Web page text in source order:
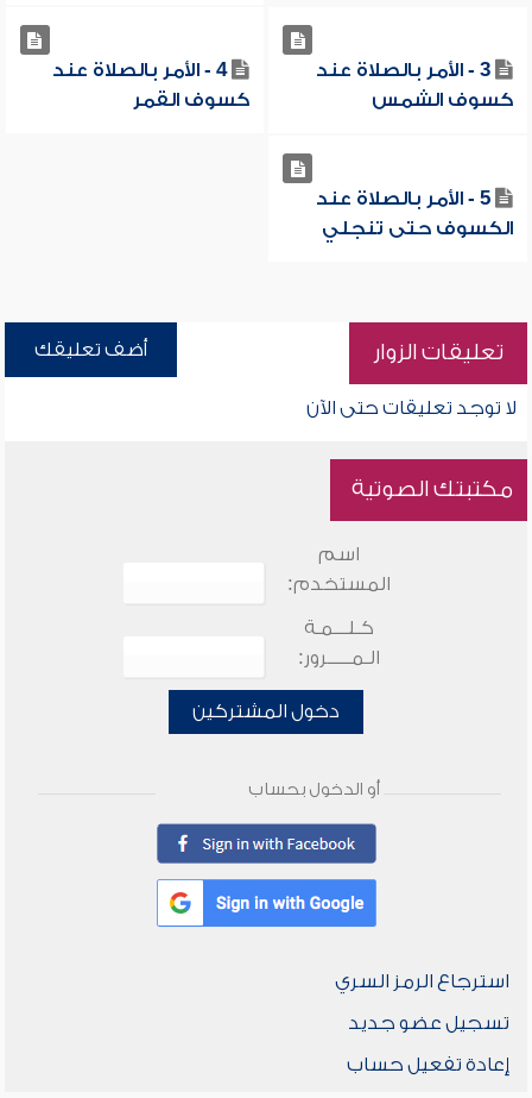
3 - الأمر بالصلاة عند
كسوف الشمس
4 - الأمر بالصلاة عند
كسوف القمر
5 - الأمر بالصلاة عند
الكسوف حتى تنجلي
تعليقات الزوار أضف تعليقك
لا توجد تعليقات حتى الآن
مكتبتك الصوتية
اسم
المستخدم:
كـلـــمـة
الـمـــــرور:
دخول المشتركين
أو الدخول بحساب
استرجاع الرمز السري
تسجيل عضو جديد
إعادة تفعيل حساب